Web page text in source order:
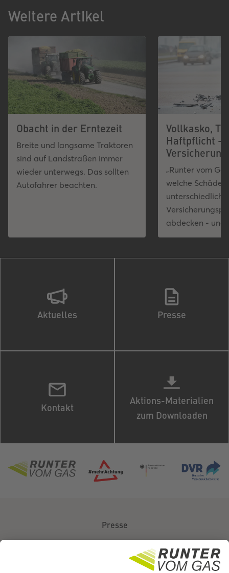
Weitere Artikel
Obacht in der Erntezeit
Breite und langsame Traktoren
sind auf Landstraßen immer
wieder unterwegs. Das sollten
Autofahrer beachten.
Vollkasko,
Haftpflicht –
„Runter vom
welche
abdecken - und
Aktuelles Presse
Kontakt
Aktions-Materialien
zum Downloaden
Presse